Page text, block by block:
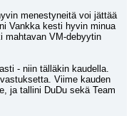
menestyneitä voi jättää
Vankka kesti hyvin minua
mahtavan VM-debyytin
- niin tälläkin kaudella.
Viime kauden
ja tallini DuDu sekä Team